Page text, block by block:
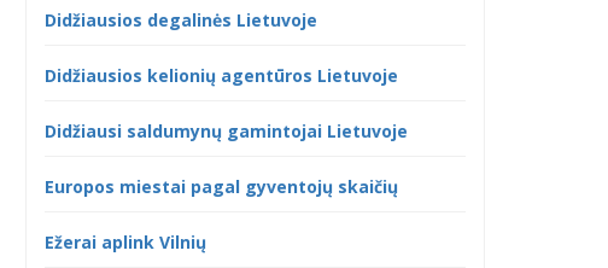
Didžiausios degalinės Lietuvoje
Didžiausios kelionių agentūros Lietuvoje
Didžiausi saldumynų gamintojai Lietuvoje
Europos miestai pagal gyventojų skaičių
Ežerai aplink Vilnių